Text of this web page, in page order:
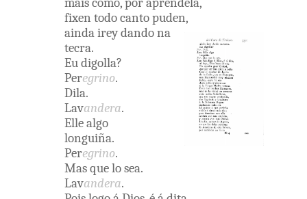
fixen todocantopuden,
aindaireydandona
tecra.
Eudigolla?
Peregrino.
Dila.
Lavandera.
Ellealgo
longuiña.
Peregrino.
Masquelosea.
Lavandera.